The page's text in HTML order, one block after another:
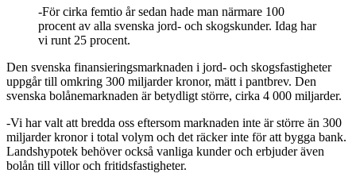
-För cirka femtio år sedan hade man närmare 100
procent av alla svenska jord- och skogskunder. Idag har
vi runt 25 procent.
Den svenska finansieringsmarknaden i jord- och skogsfastigheter
uppgår till omkring 300 miljarder kronor, mätt i pantbrev. Den
svenska bolånemarknaden är betydligt större, cirka 4 000 miljarder.
-Vi har valt att bredda oss eftersom marknaden inte är större än 300
miljarder kronor i total volym och det räcker inte för att bygga bank.
Landshypotek behöver också vanliga kunder och erbjuder även
bolån till villor och fritidsfastigheter.